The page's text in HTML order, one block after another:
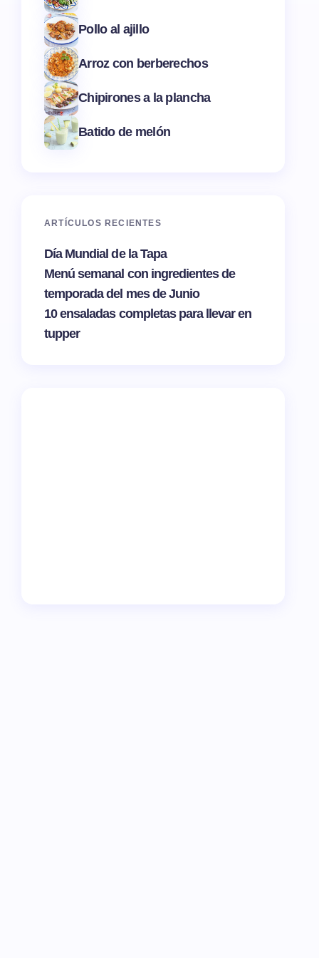
Pollo al ajillo
Arroz con berberechos
Chipirones a la plancha
Batido de melón
ARTÍCULOS RECIENTES
Día Mundial de la Tapa
Menú semanal con ingredientes de
temporada del mes de Junio
10 ensaladas completas para llevar en
tupper